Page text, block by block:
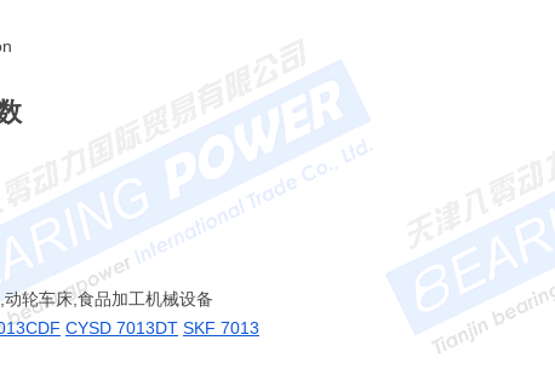
轮车床,食品加工机械设备
CYSD 7013DT SKF 7013